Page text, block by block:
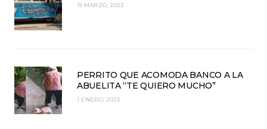
19 MARZO, 2023
PERRITO QUE ACOMODA BANCO A LA
ABUELITA “TE QUIERO MUCHO”
1 ENERO, 2023